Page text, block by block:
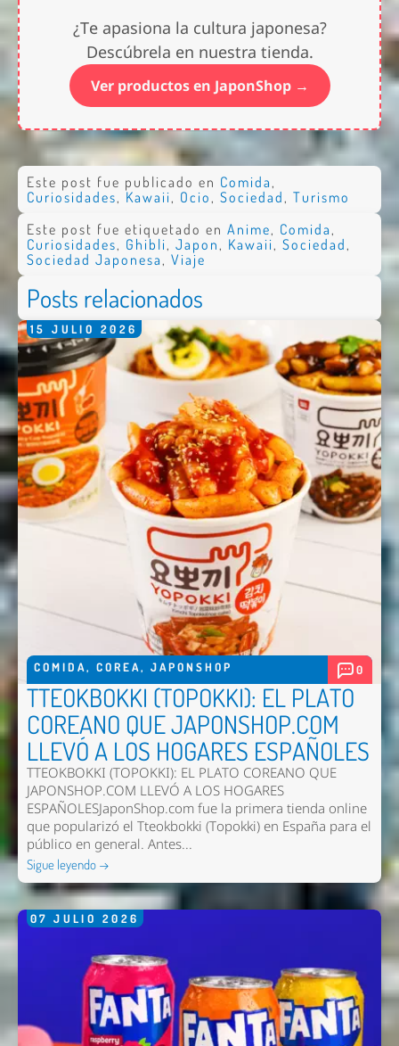
¿Te apasiona la cultura japonesa?
Descúbrela en nuestra tienda.
Ver productos en JaponShop →
Este post fue publicado en Comida ,
Curiosidades, Kawaii, Ocio , Sociedad , Turismo
Este post fue etiquetado en Anime, Comida ,
Curiosidades, Ghibli, Japon , Kawaii, Sociedad ,
Sociedad Japonesa , Viaje
Posts relacionados
15 JULIO 2026
COMIDA, COREA, JAPONSHOP 0
TTEOKBOKKI (TOPOKKI): EL PLATO
COREANO QUE JAPONSHOP.COM
LLEVÓ A LOS HOGARES ESPAÑOLES
TTEOKBOKKI (TOPOKKI): EL PLATO COREANO QUE
JAPONSHOP.COM LLEVÓ A LOS HOGARES
ESPAÑOLESJaponShop.com fue la primera tienda online
que popularizó el Tteokbokki (Topokki) en España para el
público en general. Antes...
Sigue leyendo →
07 JULIO 2026